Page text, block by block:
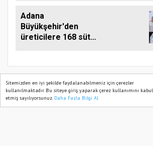
Sitemizden en iyi şekilde faydalanabilmeniz için çerezler
kullanılmaktadır. Bu siteye giriş yaparak çerez kullanımını kabul
etmiş sayılıyorsunuz. Daha Fazla Bilgi Al
Adana
Büyükşehir'den
üreticilere 168 süt
TARIM PUSULASI
Ana Sayfa Web TV